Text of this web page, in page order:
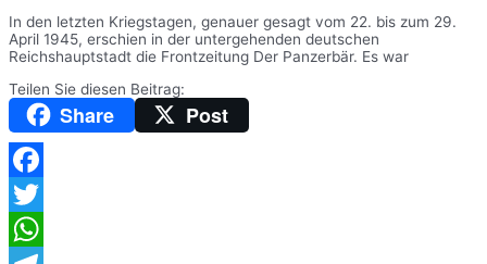
In den letzten Kriegstagen, genauer gesagt vom 22. bis zum 29.
April 1945, erschien in der untergehenden deutschen
Reichshauptstadt die Frontzeitung Der Panzerbär. Es war
Teilen Sie diesen Beitrag:
Share Post
Facebook
Twitter